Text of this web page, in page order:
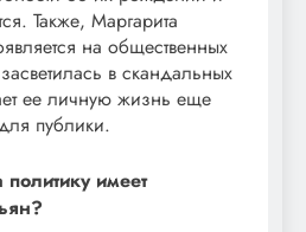
Также, Маргарита
на общественных
в скандальных
ее личную жизнь еще
публики.
имеет